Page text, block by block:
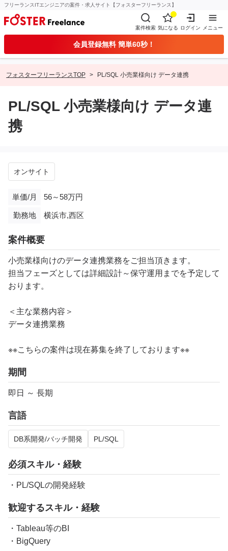
フリーランスITエンジニアの案件・求人サイト【フォスターフリーランス】
案件検索 気になる ログイン メニュー
会員登録無料 簡単60秒！
フォスターフリーランスTOP PL/SQL 小売業様向け データ連携
PL/SQL 小売業様向け データ連
携
オンサイト
単価/月 56～58万円
勤務地 横浜市,西区
案件概要
小売業様向けのデータ連携業務をご担当頂きます。
担当フェーズとしては詳細設計～保守運用までを予定して
おります。
＜主な業務内容＞
データ連携業務
※※こちらの案件は現在募集を終了しております※※​
期間
即日 ～ 長期
言語
DB系開発/バッチ開発 PL/SQL
必須スキル・経験
・PL/SQLの開発経験
歓迎するスキル・経験
・Tableau等のBI
・BigQuery